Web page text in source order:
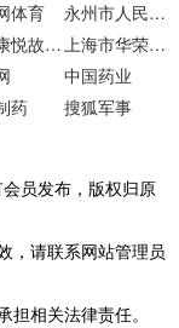
体育
永州市人民政府门户网站
重庆康悦故事健康管理
上海市华荣律师事务所
中国药业
药 搜狐军事
员发布，版权归原
，请联系网站管理员
相关法律责任。